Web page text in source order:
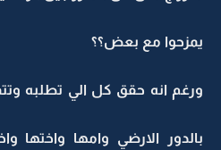
يمزحوا مع بعض؟؟
ورغم انه حقق كل الي تطلبه
بالدور الارضي وامها واختها